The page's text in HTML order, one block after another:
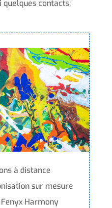
quelques contacts:
à distance
sur mesure
Harmony